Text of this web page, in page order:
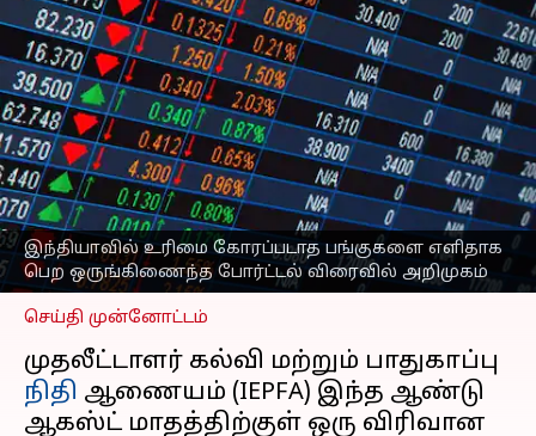
இந்தியாவில் உரிமை கோரப்படாத பங்குகளை எளிதாக
பெற ஒருங்கிணைந்த போர்ட்டல் விரைவில் அறிமுகம்
இந்தியாவில் உரிமை
கோரப்படாத பங்குகளை
எளிதாக பெற
ஒருங்கிணைந்த
போர்ட்டல் விரைவில்
அறிமுகம் செய்கிறது IEPFA
எழுதியவர் Sekar Chinnappan Apr 14, 2025 08:25 pm
செய்தி முன்னோட்டம்
முதலீட்டாளர் கல்வி மற்றும் பாதுகாப்பு
நிதி ஆணையம் (IEPFA) இந்த ஆண்டு
ஆகஸ்ட் மாதத்திற்குள் ஒரு விரிவான